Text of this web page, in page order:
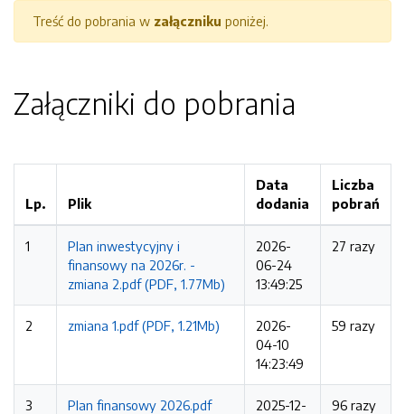
Treść do pobrania w załączniku poniżej.
Załączniki do pobrania
Lp. Plik
Data
dodania
Liczba
pobrań
1
Plan inwestycyjny i
finansowy na 2026r. -
zmiana 2.pdf (PDF, 1.77Mb)
2026-
06-24
13:49:25
27 razy
2 zmiana 1.pdf (PDF, 1.21Mb)
2026-
04-10
14:23:49
59 razy
3
Plan finansowy 2026.pdf
2025-12-
96 razy